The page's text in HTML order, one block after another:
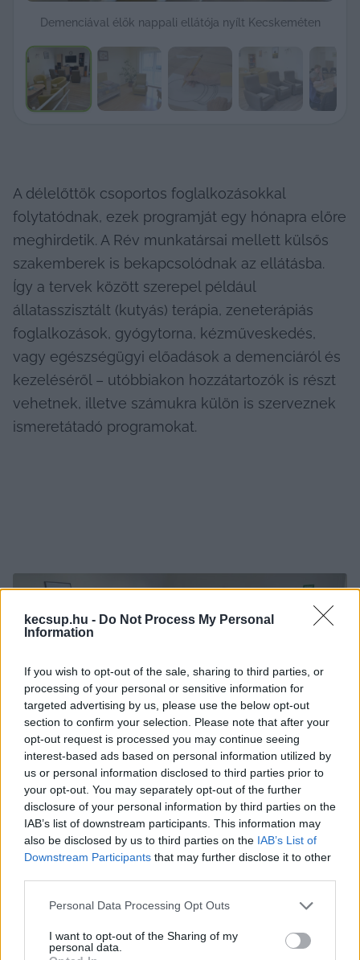
kecsup.hu - Do Not Process My Personal
Information
If you wish to opt-out of the sale, sharing to third parties, or
processing of your personal or sensitive information for
targeted advertising by us, please use the below opt-out
section to confirm your selection. Please note that after your
opt-out request is processed you may continue seeing
interest-based ads based on personal information utilized by
us or personal information disclosed to third parties prior to
your opt-out. You may separately opt-out of the further
disclosure of your personal information by third parties on the
IAB’s list of downstream participants. This information may
also be disclosed by us to third parties on the IAB’s List of
Downstream Participants that may further disclose it to other
Please note that this website/app uses one or more Google
not limited to your visit or usage behaviour. You may click to
grant or deny consent to Google and its third-party tags to
Personal Data Processing Opt Outs
I want to opt-out of the Sharing of my
personal data.
Demenciával élők nappali ellátója nyílt Kecskeméten
A délelőttök csoportos foglalkozásokkal
folytatódnak, ezek programját egy hónapra előre
meghirdetik. A Rév munkatársai mellett külsős
szakemberek is bekapcsolódnak az ellátásba.
Így a tervek között szerepel például
állatasszisztált (kutyás) terápia, zeneterápiás
foglalkozások, gyógytorna, kézműveskedés,
vagy egészségügyi előadások a demenciáról és
kezeléséről – utóbbiakon hozzátartozók is részt
vehetnek, illetve számukra külön is szerveznek
ismeretátadó programokat.
Igény szerint az idősek ebédelni is tudnak a
nappali ellátóban, majd csendes pihenő
következik – a hölgyek és az urak számára is
ággyal és fotelekkel, lehet aludni, olvasni, rádiót
hallgatni, kötögetni. Molnár Ferenc elmondta, a